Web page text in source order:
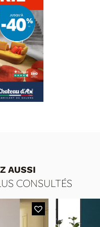
AUSSI
CONSULTÉS